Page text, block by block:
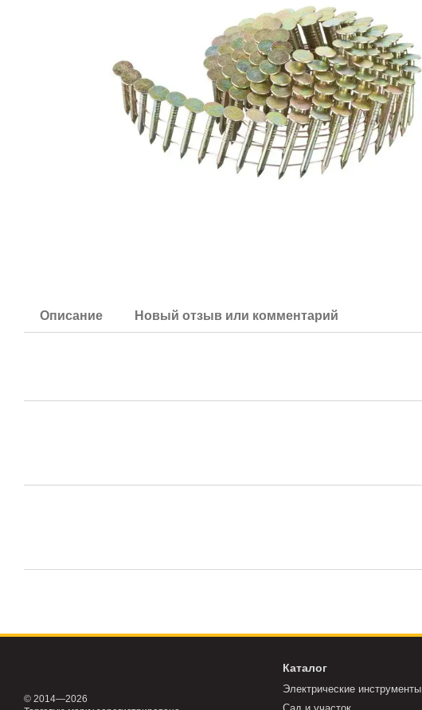
Описание Новый отзыв или комментарий
© 2014—2026
Каталог
Электрические инструменты